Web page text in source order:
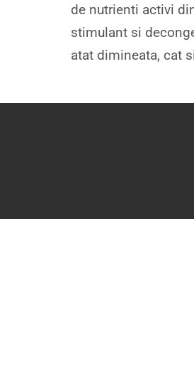
de nutrienti activi
stimulant si
atat dimineata, cat